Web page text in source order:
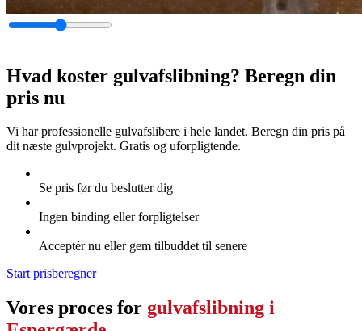
Hvad koster gulvafslibning? Beregn din
pris nu
Vi har professionelle gulvafslibere i hele landet. Beregn din pris på
dit næste gulvprojekt. Gratis og uforpligtende.
Se pris før du beslutter dig
Ingen binding eller forpligtelser
Acceptér nu eller gem tilbuddet til senere
Start prisberegner
Vores proces for gulvafslibning i